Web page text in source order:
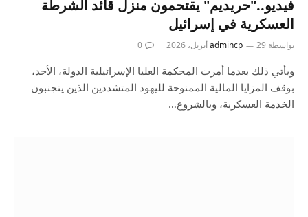
فيديو.."حريديم" يقتحمون منزل قائد الشرطة
العسكرية في إسرائيل
بواسطة admincp 29 أبريل، 2026 0
ويأتي ذلك بعدما أمرت المحكمة العليا الإسرائيلية الدولة، الأحد،
بوقف المزايا المالية الممنوحة لليهود المتشددين الذين يتجنبون
الخدمة العسكرية، وبالشروع…